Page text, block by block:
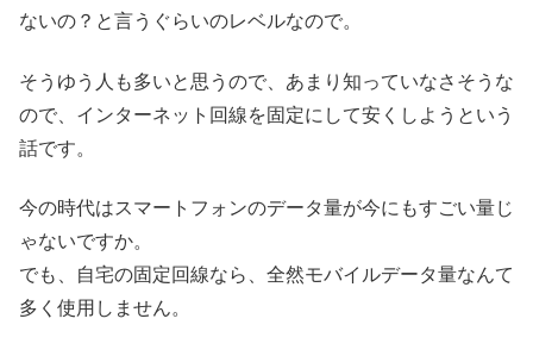
ないの？と言うぐらいのレベルなので。
そうゆう人も多いと思うので、あまり知っていなさそうな
ので、インターネット回線を固定にして安くしようという
話です。
今の時代はスマートフォンのデータ量が今にもすごい量じ
ゃないですか。
でも、自宅の固定回線なら、全然モバイルデータ量なんて
多く使用しません。